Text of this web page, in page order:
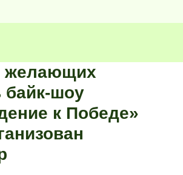
желающих
байк-шоу
к Победе»